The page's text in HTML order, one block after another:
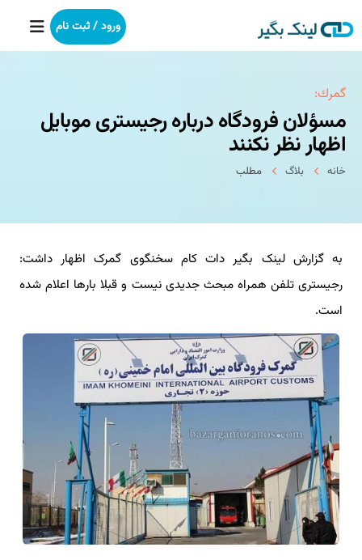
خانه
بکلینک
رپورتاژآگهی
خدمات ما
درباره ما
آموزش
ورود / ثبت نام
گمرك:
مسؤلان فرودگاه درباره رجیستری موبایل
اظهار نظر نکنند
خانه بلاگ مطلب
به گزارش لینک بگیر دات کام سخنگوی گمرک اظهار داشت:
رجیستری تلفن همراه مبحث جدیدی نیست و قبلا بارها اعلام شده
است.